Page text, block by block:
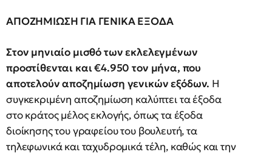
ΑΠΟΖΗΜΙΩΣΗ ΓΙΑ ΓΕΝΙΚΑ ΕΞΟΔΑ
Στον μηνιαίο μισθό των εκλελεγμένων
προστίθενται και €4.950 τον μήνα, που
αποτελούν αποζημίωση γενικών εξόδων. Η
συγκεκριμένη αποζημίωση καλύπτει τα έξοδα
στο κράτος μέλος εκλογής, όπως τα έξοδα
διοίκησης του γραφείου του βουλευτή, τα
τηλεφωνικά και ταχυδρομικά τέλη, καθώς και την